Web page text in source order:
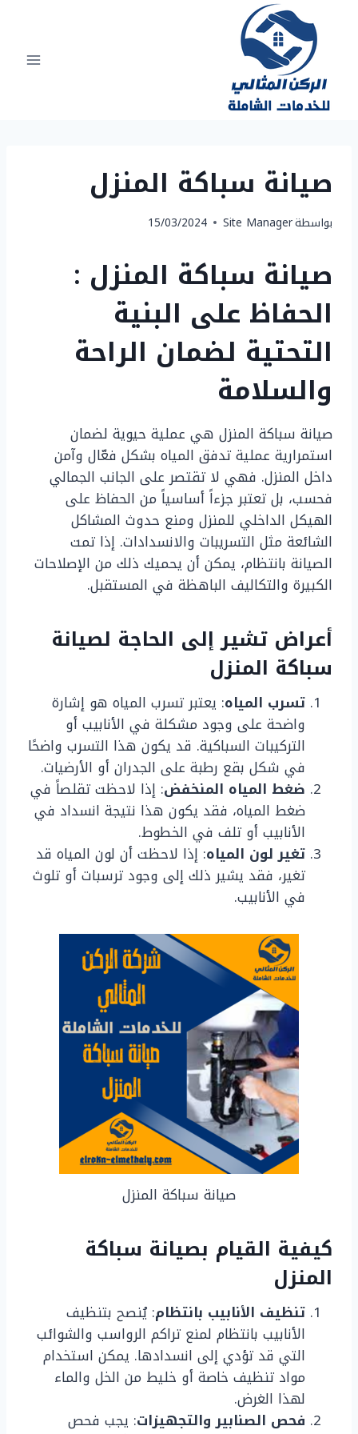
المحتوى
صيانة سباكة المنزل
بواسطةSite Manager
15/03/2024
صيانة سباكة المنزل :
الحفاظ على البنية
التحتية لضمان الراحة
والسلامة
صيانة سباكة المنزل هي عملية حيوية لضمان
استمرارية عملية تدفق المياه بشكل فعّال وآمن
داخل المنزل. فهي لا تقتصر على الجانب الجمالي
فحسب، بل تعتبر جزءاً أساسياً من الحفاظ على
الهيكل الداخلي للمنزل ومنع حدوث المشاكل
الشائعة مثل التسريبات والانسدادات. إذا تمت
الصيانة بانتظام، يمكن أن يحميك ذلك من الإصلاحات
الكبيرة والتكاليف الباهظة في المستقبل.
أعراض تشير إلى الحاجة لصيانة
سباكة المنزل
تسرب المياه: يعتبر تسرب المياه هو إشارة
واضحة على وجود مشكلة في الأنابيب أو
التركيبات السباكية. قد يكون هذا التسرب واضحًا
في شكل بقع رطبة على الجدران أو الأرضيات.
ضغط المياه المنخفض: إذا لاحظت تقلصاً في
ضغط المياه، فقد يكون هذا نتيجة انسداد في
الأنابيب أو تلف في الخطوط.
تغير لون المياه: إذا لاحظت أن لون المياه قد
تغير، فقد يشير ذلك إلى وجود ترسبات أو تلوث
في الأنابيب.
صيانة سباكة المنزل
كيفية القيام بصيانة سباكة
المنزل
تنظيف الأنابيب بانتظام: يُنصح بتنظيف
الأنابيب بانتظام لمنع تراكم الرواسب والشوائب
التي قد تؤدي إلى انسدادها. يمكن استخدام
مواد تنظيف خاصة أو خليط من الخل والماء
لهذا الغرض.
فحص الصنابير والتجهيزات: يجب فحص